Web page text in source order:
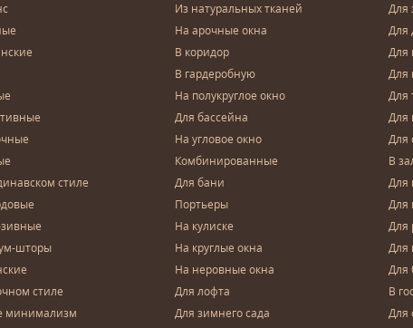
стиле
шторы
стиле
минимализм
Из натуральных тканей
На арочные окна
В коридор
В гардеробную
На полукруглое окно
Для бассейна
На угловое окно
Комбинированные
Для бани
Портьеры
На кулиске
На круглые окна
На неровные окна
Для лофта
Для зимнего сада
Для
Для
Для
Для
Для
Для
Для
В
Для
Для
Для
Для
Для
В
Для